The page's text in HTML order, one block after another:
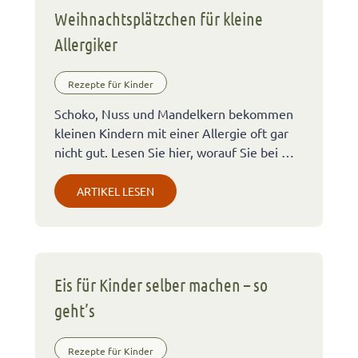
Weihnachtsplätzchen für kleine
Allergiker
Rezepte für Kinder
Schoko, Nuss und Mandelkern bekommen
kleinen Kindern mit einer Allergie oft gar
nicht gut. Lesen Sie hier, worauf Sie bei …
ARTIKEL LESEN
Eis für Kinder selber machen – so
geht’s
Rezepte für Kinder